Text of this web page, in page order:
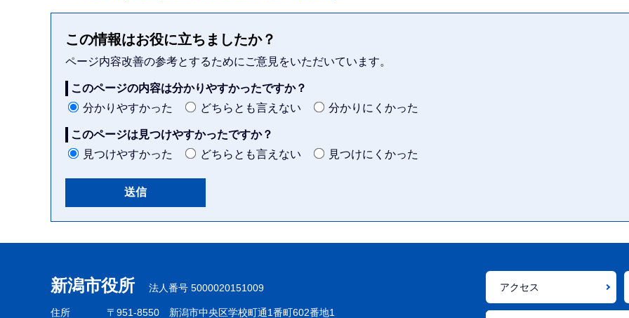
この情報はお役に立ちましたか？
ページ内容改善の参考とするためにご意見をいただいています。
このページの内容は分かりやすかったですか？
分かりやすかった
どちらとも言えない 分かりにくかった
このページは見つけやすかったですか？
見つけやすかった
どちらとも言えない 見つけにくかった
こ
ま
新潟市役所 法人番号 5000020151009
住所 〒951-8550 新潟市中央区学校町通1番町602番地1
アクセス